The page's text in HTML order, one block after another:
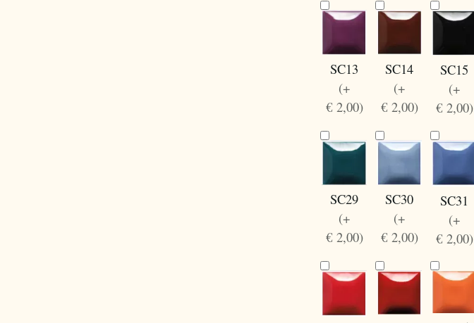
SC13
(+
€ 2,00)
SC14
(+
€ 2,00)
SC15
(+
€ 2,00)
SC29
(+
€ 2,00)
SC30
(+
€ 2,00)
SC31
(+
€ 2,00)